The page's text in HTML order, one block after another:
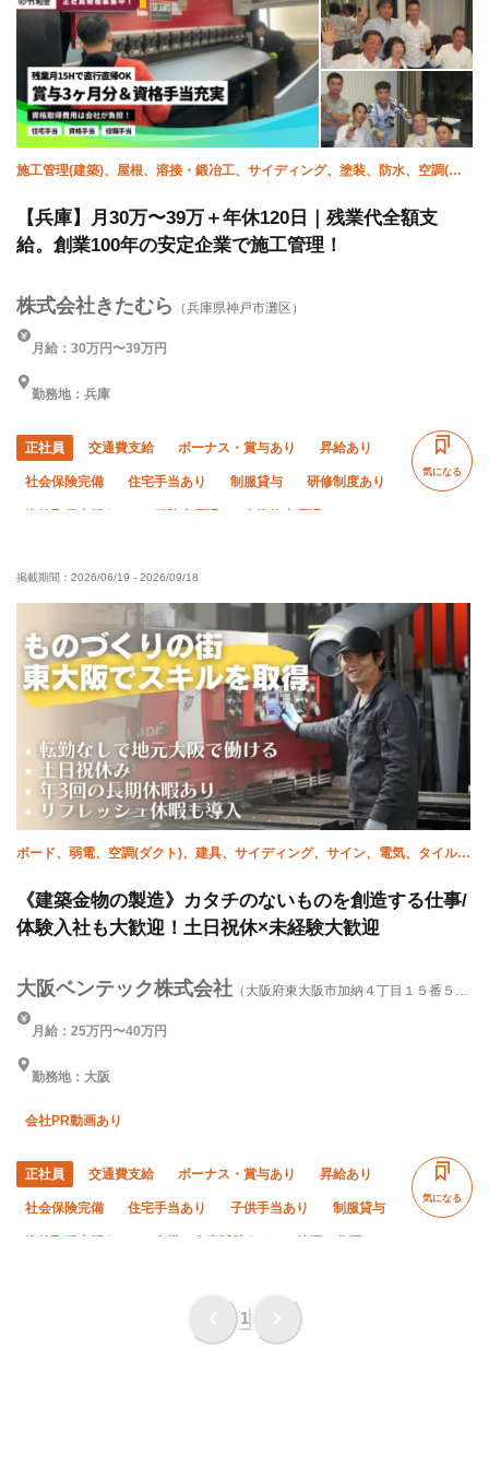
施工管理(建築)、屋根、溶接・鍛冶工、サイディング、塗装、防水、空調(配
【兵庫】月30万〜39万＋年休120日｜残業代全額支
給。創業100年の安定企業で施工管理！
株式会社きたむら （兵庫県神戸市灘区）
月給：30万円〜39万円
勤務地：兵庫
正社員 交通費支給 ボーナス・賞与あり 昇給あり
社会保険完備 住宅手当あり 制服貸与 研修制度あり
資格取得支援あり 経験者優遇 有資格者優遇
残業月20時間以下 直帰・直行OK
夏季休暇 年末年始休暇
車・バイク通勤OK
気になる
掲載期間： 2026/06/19 - 2026/09/18
ボード、弱電、空調(ダクト)、建具、サイディング、サイン、電気、タイル、
《建築金物の製造》カタチのないものを創造する仕事/
体験入社も大歓迎！土日祝休×未経験大歓迎
大阪ベンテック株式会社 （大阪府東大阪市加納４丁目１５番５
号）
月給：25万円〜40万円
勤務地：大阪
会社PR動画あり
正社員 交通費支給 ボーナス・賞与あり 昇給あり
社会保険完備 住宅手当あり 子供手当あり 制服貸与
資格取得支援あり 食堂・食事補助あり 禁煙・分煙
年末年始休暇
転勤なし 土日休み
気になる
1